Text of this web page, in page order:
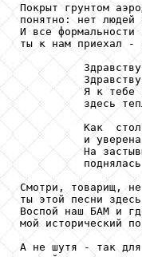
Покрыт грунтом
понятно: нет людей
И все
ты к нам приехал -
Я к тебе
здесь
Как
и
На
Смотри, товарищ,
ты этой песни
Воспой наш БАМ и
мой исторический
А не шутя - так для